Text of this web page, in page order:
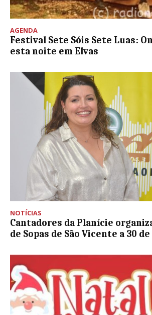
AGENDA
Festival Sete Sóis Sete Luas:
esta noite em Elvas
NOTÍCIAS
Cantadores da Planície
de Sopas de São Vicente a 30